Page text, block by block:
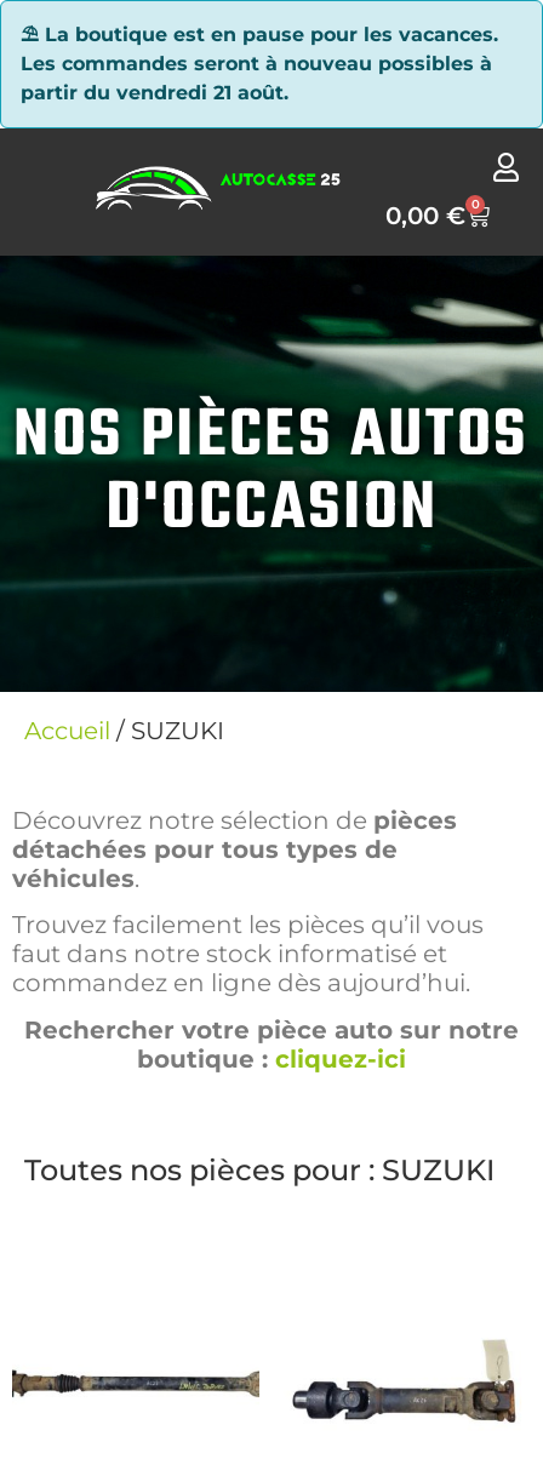
⛱ La boutique est en pause pour les vacances.
Les commandes seront à nouveau possibles à
partir du vendredi 21 août.
0,00€ 0
NOS PIÈCES AUTOS
D'OCCASION
Accueil / SUZUKI
Découvrez notre sélection de pièces
détachées pour tous types de
véhicules.
Trouvez facilement les pièces qu’il vous
faut dans notre stock informatisé et
commandez en ligne dès aujourd’hui.
Rechercher votre pièce auto sur notre
boutique : cliquez-ici
Toutes nos pièces pour : SUZUKI
Panneau de gestion des cookies